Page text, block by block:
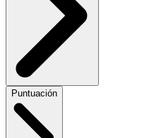
Puntuación